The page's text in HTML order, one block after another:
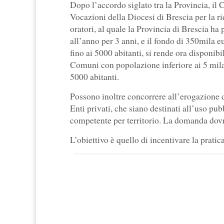
Dopo l’accordo siglato tra la Provincia, il
Vocazioni della Diocesi di Brescia per la
oratori, al quale la Provincia di Brescia
all’anno per 3 anni, e il fondo di 350mila
fino ai 5000 abitanti, si rende ora
Comuni con popolazione inferiore ai 5
5000 abitanti.
Possono inoltre concorrere
Enti privati, che siano destinati all’uso
competente per territorio. La domanda
L’obiettivo è quello di incentivare la